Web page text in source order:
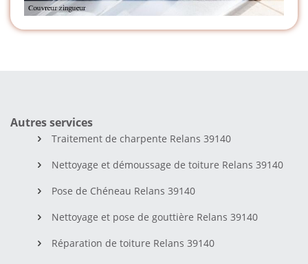
Autres services
Traitement de charpente Relans 39140
Nettoyage et démoussage de toiture Relans 39140
Pose de Chéneau Relans 39140
Nettoyage et pose de gouttière Relans 39140
Réparation de toiture Relans 39140